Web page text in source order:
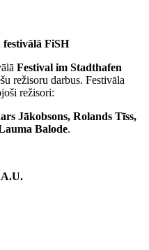
festivālā FiSH
Festival im Stadthafen
režisoru darbus. Festivāla
režisori:
Jākobsons, Rolands Tīss,
Balode.